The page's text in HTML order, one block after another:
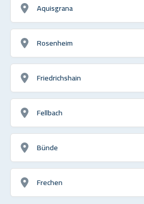
Aquisgrana
Rosenheim
Friedrichshain
Fellbach
Bünde
Frechen